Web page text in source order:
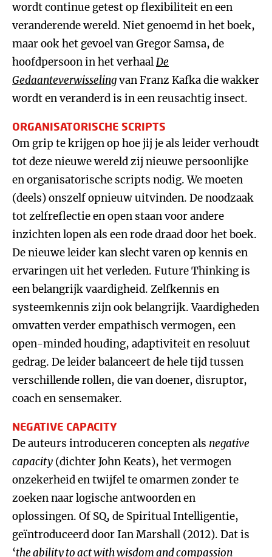
wordt continue getest op flexibiliteit en een
veranderende wereld. Niet genoemd in het boek,
maar ook het gevoel van Gregor Samsa, de
hoofdpersoon in het verhaalDe
Gedaanteverwisselingvan Franz Kafka die wakker
wordt en veranderd is in een reusachtig insect.
ORGANISATORISCHE SCRIPTS
Om grip te krijgen op hoe jij je als leider verhoudt
tot deze nieuwe wereld zij nieuwe persoonlijke
en organisatorische scripts nodig. We moeten
(deels) onszelf opnieuw uitvinden. De noodzaak
tot zelfreflectie en open staan voor andere
inzichten lopen als een rode draad door het boek.
De nieuwe leider kan slecht varen op kennis en
ervaringen uit het verleden. Future Thinking is
een belangrijk vaardigheid. Zelfkennis en
systeemkennis zijn ook belangrijk. Vaardigheden
omvatten verder empathisch vermogen, een
open-minded houding, adaptiviteit en resoluut
gedrag. De leider balanceert de hele tijd tussen
verschillende rollen, die van doener, disruptor,
coach en sensemaker.
NEGATIVE CAPACITY
De auteurs introduceren concepten als negative
capacity (dichter John Keats), het vermogen
onzekerheid en twijfel te omarmen zonder te
zoeken naar logische antwoorden en
oplossingen. Of SQ, de Spiritual Intelligentie,
geïntroduceerd door Ian Marshall (2012). Dat is
‘the ability to act with wisdom and compassion